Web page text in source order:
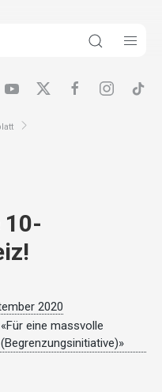
2020
eine massvolle